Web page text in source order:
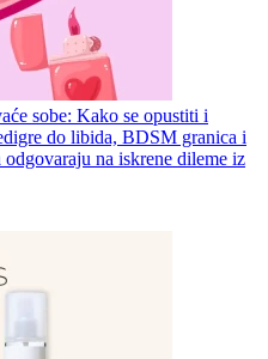
sobe: Kako se opustiti i
do libida, BDSM granica i
na iskrene dileme iz